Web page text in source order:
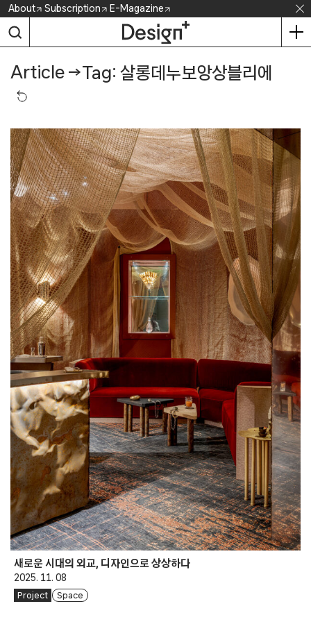
Skip
content
About Subscription E-Magazine
Article →Tag: 살롱데누보앙상블리에
새로운 시대의 외교, 디자인으로 상상하다
2025. 11. 08
Project Space